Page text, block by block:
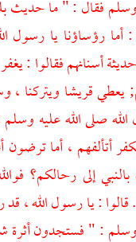
وسلم فقال : " ما
: أما رؤساؤنا يا رسول
أسنانهم فقالوا :
يعطيقريشا ويتركنا ،
صلى الله عليه
أتألفهم ، أما
إلى رحالكم؟
قالوا : يا رسول الله ،
وسلم : " فستجدون أثرة